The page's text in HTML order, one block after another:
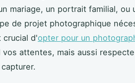
mariage, un portrait familial,
de projet photographique
crucial d'opter pour un
vos attentes, mais aussi